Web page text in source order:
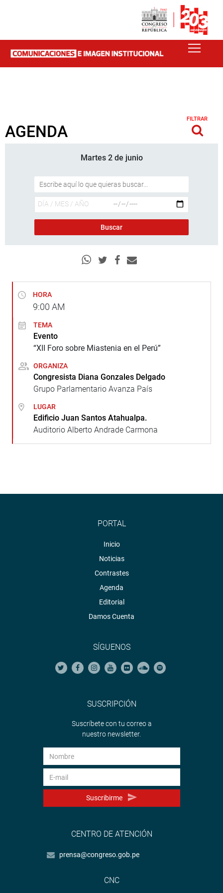
AGENDA
FILTRAR
Martes 2 de junio
HORA
9:00 AM
TEMA
Evento
“XII Foro sobre Miastenia en el Perú”
ORGANIZA
Congresista Diana Gonzales Delgado
Grupo Parlamentario Avanza País
LUGAR
Edificio Juan Santos Atahualpa.
Auditorio Alberto Andrade Carmona
PORTAL
Inicio
Noticias
Contrastes
Agenda
Editorial
Damos Cuenta
SÍGUENOS
SUSCRIPCIÓN
Suscríbete con tu correo a
nuestro newsletter.
Suscribirme
CENTRO DE ATENCIÓN
prensa@congreso.gob.pe
CNC